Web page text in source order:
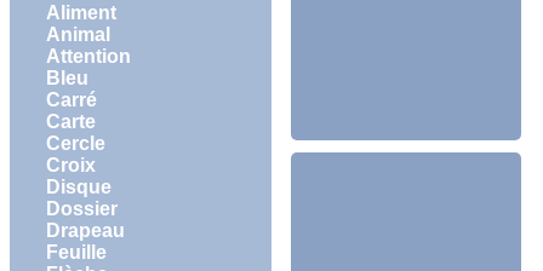
Aliment
Animal
Attention
Bleu
Carré
Carte
Cercle
Croix
Disque
Dossier
Drapeau
Feuille